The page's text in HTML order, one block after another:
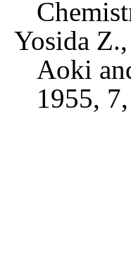
Yosida
Aoki
1955,